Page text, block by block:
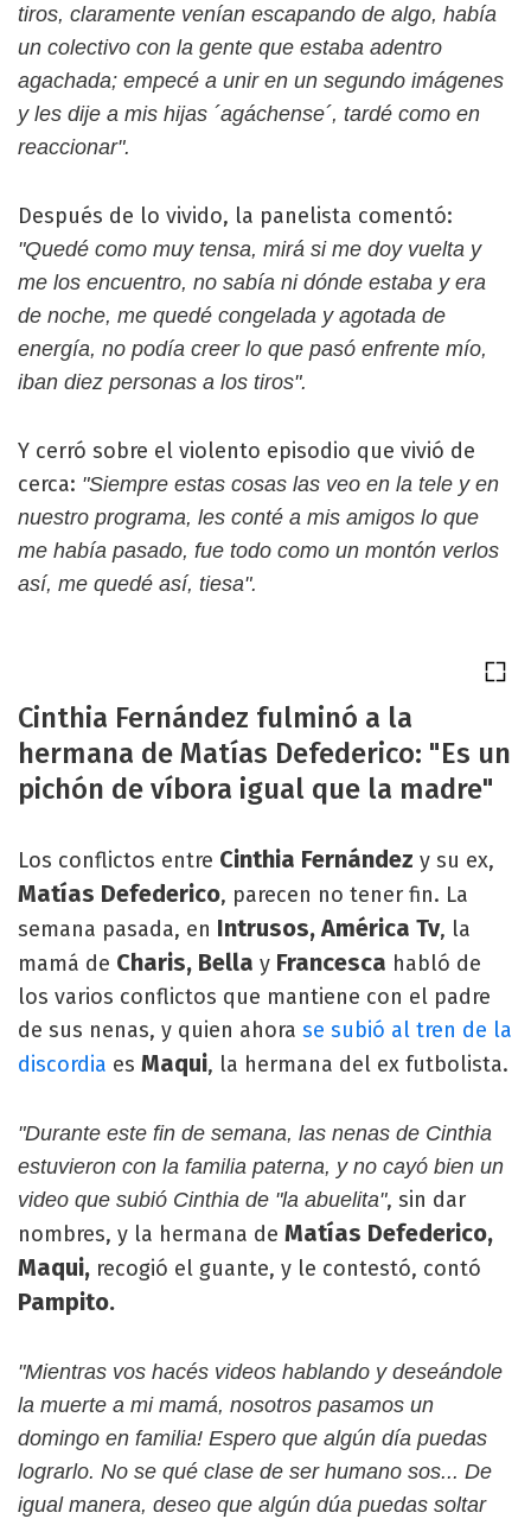
tiros, claramente venían escapando de algo, había
un colectivo con la gente que estaba adentro
agachada; empecé a unir en un segundo imágenes
y les dije a mis hijas ´agáchense´, tardé como en
reaccionar".
Después de lo vivido, la panelista comentó:
"Quedé como muy tensa, mirá si me doy vuelta y
me los encuentro, no sabía ni dónde estaba y era
de noche, me quedé congelada y agotada de
energía, no podía creer lo que pasó enfrente mío,
iban diez personas a los tiros".
Y cerró sobre el violento episodio que vivió de
cerca: "Siempre estas cosas las veo en la tele y en
nuestro programa, les conté a mis amigos lo que
me había pasado, fue todo como un montón verlos
así, me quedé así, tiesa".
Cinthia Fernández fulminó a la
hermana de Matías Defederico: "Es un
pichón de víbora igual que la madre"
Los conflictos entre Cinthia Fernández y su ex,
Matías Defederico, parecen no tener fin. La
semana pasada, en Intrusos, América Tv, la
mamá de Charis, Bella y Francesca habló de
los varios conflictos que mantiene con el padre
de sus nenas, y quien ahora se subió al tren de la
discordia es Maqui, la hermana del ex futbolista.
"Durante este fin de semana, las nenas de Cinthia
estuvieron con la familia paterna, y no cayó bien un
video que subió Cinthia de "la abuelita", sin dar
nombres, y la hermana de Matías Defederico,
Maqui, recogió el guante, y le contestó, contó
Pampito.
"Mientras vos hacés videos hablando y deseándole
la muerte a mi mamá, nosotros pasamos un
domingo en familia! Espero que algún día puedas
lograrlo. No se qué clase de ser humano sos... De
igual manera, deseo que algún dúa puedas soltar